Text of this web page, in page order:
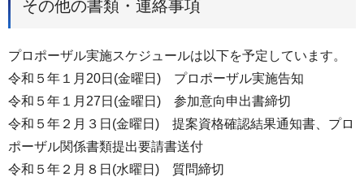
その他の書類・連絡事項
プロポーザル実施スケジュールは以下を予定しています。
令和５年１月20日(金曜日) プロポーザル実施告知
令和５年１月27日(金曜日) 参加意向申出書締切
令和５年２月３日(金曜日) 提案資格確認結果通知書、プロ
ポーザル関係書類提出要請書送付
令和５年２月８日(水曜日) 質問締切